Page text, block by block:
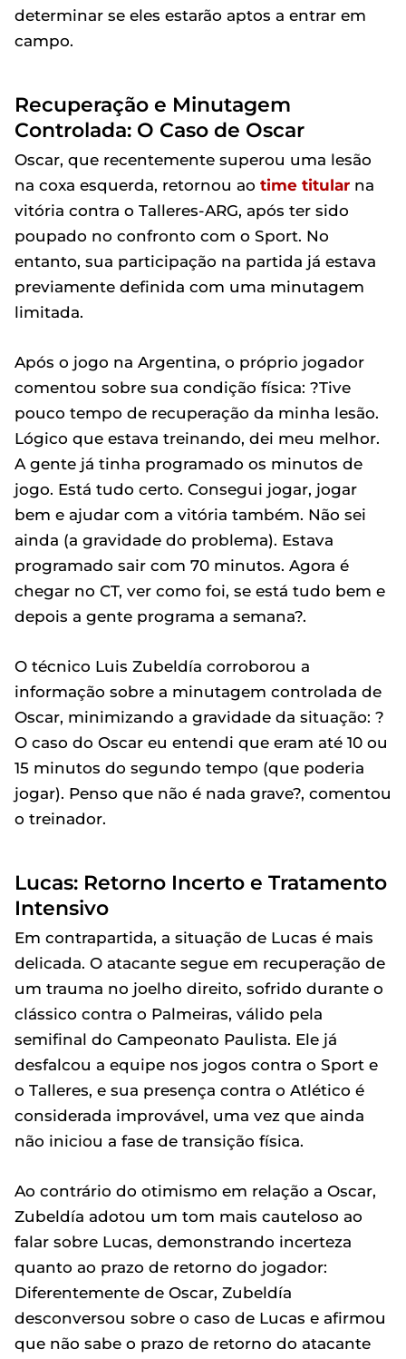
determinar se eles estarão aptos a entrar em
campo.
Recuperação e Minutagem
Controlada: O Caso de Oscar
Oscar, que recentemente superou uma lesão
na coxa esquerda, retornou ao time titular na
vitória contra o Talleres-ARG, após ter sido
poupado no confronto com o Sport. No
entanto, sua participação na partida já estava
previamente definida com uma minutagem
limitada.
Após o jogo na Argentina, o próprio jogador
comentou sobre sua condição física: ?Tive
pouco tempo de recuperação da minha lesão.
Lógico que estava treinando, dei meu melhor.
A gente já tinha programado os minutos de
jogo. Está tudo certo. Consegui jogar, jogar
bem e ajudar com a vitória também. Não sei
ainda (a gravidade do problema). Estava
programado sair com 70 minutos. Agora é
chegar no CT, ver como foi, se está tudo bem e
depois a gente programa a semana?.
O técnico Luis Zubeldía corroborou a
informação sobre a minutagem controlada de
Oscar, minimizando a gravidade da situação: ?
O caso do Oscar eu entendi que eram até 10 ou
15 minutos do segundo tempo (que poderia
jogar). Penso que não é nada grave?, comentou
o treinador.
Lucas: Retorno Incerto e Tratamento
Intensivo
Em contrapartida, a situação de Lucas é mais
delicada. O atacante segue em recuperação de
um trauma no joelho direito, sofrido durante o
clássico contra o Palmeiras, válido pela
semifinal do Campeonato Paulista. Ele já
desfalcou a equipe nos jogos contra o Sport e
o Talleres, e sua presença contra o Atlético é
considerada improvável, uma vez que ainda
não iniciou a fase de transição física.
Ao contrário do otimismo em relação a Oscar,
Zubeldía adotou um tom mais cauteloso ao
falar sobre Lucas, demonstrando incerteza
quanto ao prazo de retorno do jogador:
Diferentemente de Oscar, Zubeldía
desconversou sobre o caso de Lucas e afirmou
que não sabe o prazo de retorno do atacante